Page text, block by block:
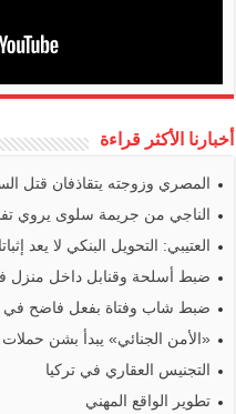
أخبارنا الأكثر قراءة
المصري وزوجته يتقاذفان قتل
الناجي من جريمة سلوى يروي
العتيبي: التحويل البنكي لا يعد
ضبط أسلحة وقنابل داخل منزل
ضبط شاب وفتاة بفعل فاضح في
«الأمن الجنائي» يبدأ بشن
التجنيس العقاري في تركيا
تطوير الواقع المهني